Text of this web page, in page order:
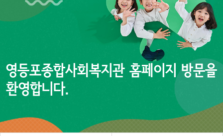
영등포종합사회복지관 홈페이지 방문을
환영합니다.